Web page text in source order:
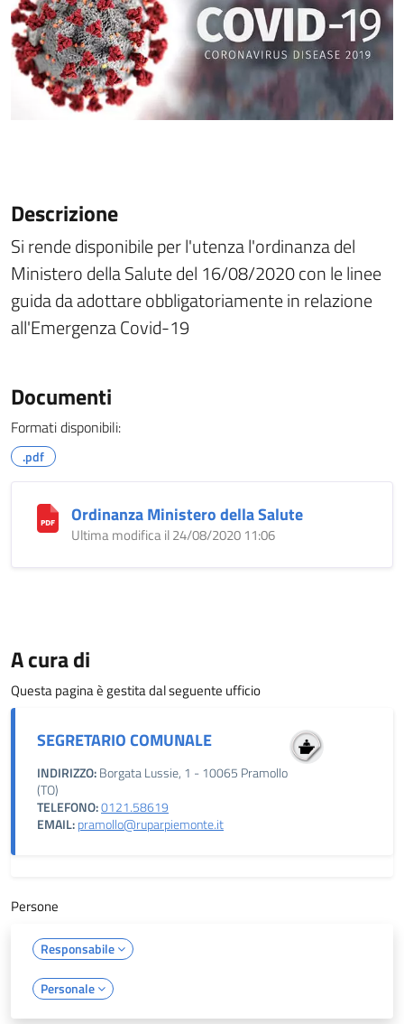
Descrizione
Si rende disponibile per l'utenza l'ordinanza del
Ministero della Salute del 16/08/2020 con le linee
guida da adottare obbligatoriamente in relazione
all'Emergenza Covid-19
Documenti
Formati disponibili:
.pdf
Ordinanza Ministero della Salute
Ultima modifica il 24/08/2020 11:06
A cura di
Questa pagina è gestita dal seguente ufficio
SEGRETARIO COMUNALE
INDIRIZZO:Borgata Lussie, 1 - 10065 Pramollo
(TO)
TELEFONO:0121.58619
EMAIL:pramollo@ruparpiemonte.it
Persone
Responsabile
Personale